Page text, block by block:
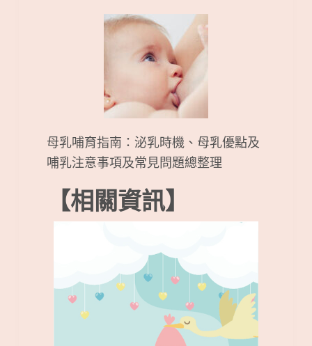
母乳哺育指南：泌乳時機、母乳優點及
哺乳注意事項及常見問題總整理
【相關資訊】